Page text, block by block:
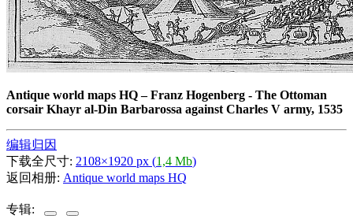
Antique world maps HQ–Franz Hogenberg - The Ottoman
corsair Khayr al-Din Barbarossa against Charles V army, 1535
编辑归因
下载全尺寸: 2108×1920 px (1,4 Mb)
返回相册: Antique world maps HQ
专辑: